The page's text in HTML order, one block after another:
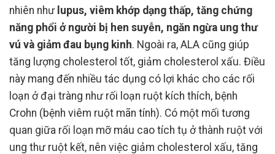
nhiên như lupus, viêm khớp dạng thấp, tăng chứng
năng phổi ở người bị hen suyễn, ngăn ngừa ung thư
vú và giảm đau bụng kinh. Ngoài ra, ALA cũng giúp
tăng lượng cholesterol tốt, giảm cholesterol xấu. Điều
này mang đến nhiều tác dụng có lợi khác cho các rối
loạn ở đại tràng như rối loạn ruột kích thích, bệnh
Crohn (bệnh viêm ruột mãn tính). Có một mối tương
quan giữa rối loạn mỡ máu cao tích tụ ở thành ruột với
ung thư ruột kết, nên việc giảm cholesterol xấu, tăng